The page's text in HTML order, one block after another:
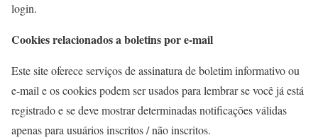
login.
Cookies relacionados a boletins por e-mail
Este site oferece serviços de assinatura de boletim informativo ou
e-mail e os cookies podem ser usados ​​para lembrar se você já está
registrado e se deve mostrar determinadas notificações válidas
apenas para usuários inscritos / não inscritos.